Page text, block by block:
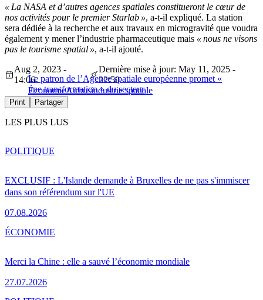
« La NASA et d’autres agences spatiales constitueront le cœur de
nos activités pour le premier Starlab », a-t-il expliqué. La station
sera dédiée à la recherche et aux travaux en microgravité que voudra
également y mener l’industrie pharmaceutique mais « nous ne visons
pas le tourisme spatial », a-t-il ajouté.
Le patron de l’Agence spatiale européenne promet «
une transformation » du secteur
Aug 2, 2023 -
14:06
Dernière mise à jour: May 11, 2025 -
22:50
ÉconomieAirbusindustrie spatiale
Print Partager
LES PLUS LUS
EXCLUSIF : L'Islande demande à Bruxelles de ne pas s'immiscer
dans son référendum sur l'UE
07.08.2026
POLITIQUE
Merci la Chine : elle a sauvé l’économie mondiale
27.07.2026
ÉCONOMIE